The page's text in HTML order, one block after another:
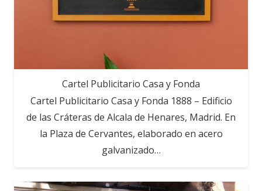
Cartel Publicitario Casa y Fonda
Cartel Publicitario Casa y Fonda 1888 – Edificio
de las Cráteras de Alcala de Henares, Madrid. En
la Plaza de Cervantes, elaborado en acero
galvanizado…